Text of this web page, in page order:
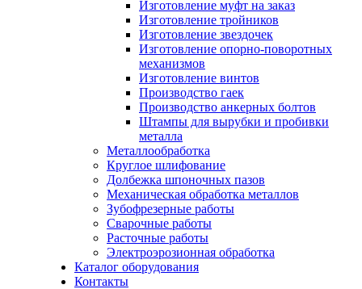
Изготовление муфт на заказ
Изготовление тройников
Изготовление звездочек
Изготовление опорно-поворотных
механизмов
Изготовление винтов
Производство гаек
Производство анкерных болтов
Штампы для вырубки и пробивки
металла
Металлообработка
Круглое шлифование
Долбежка шпоночных пазов
Механическая обработка металлов
Зубофрезерные работы
Сварочные работы
Расточные работы
Электроэрозионная обработка
Каталог оборудования
Контакты